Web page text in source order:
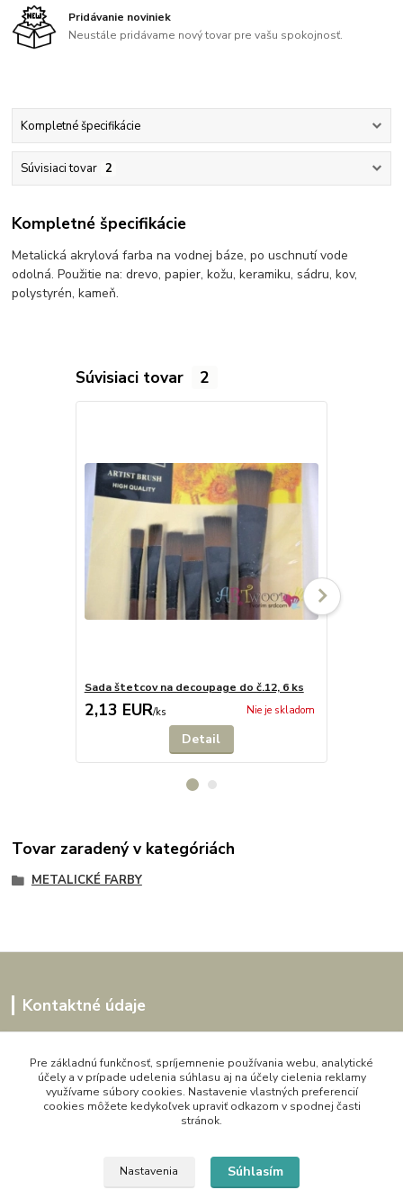
Pridávanie noviniek
Neustále pridávame nový tovar pre vašu spokojnosť.
Kompletné špecifikácie
Súvisiaci tovar 2
Kompletné špecifikácie
Metalická akrylová farba na vodnej báze, po uschnutí vode
odolná. Použitie na: drevo, papier, kožu, keramiku, sádru, kov,
polystyrén, kameň.
Súvisiaci tovar 2
Sada štetcov na decoupage do č.12, 6 ks
2,13 EUR/ks Nie je skladom
Detail
Tovar zaradený v kategóriách
METALICKÉ FARBY
Kontaktné údaje
0907864188
pon. - pia. 9,00 do 16,00h
artwood.nelly@gmail.com
Pre základnú funkčnosť, spríjemnenie používania webu, analytické
účely a v prípade udelenia súhlasu aj na účely cielenia reklamy
využívame súbory cookies. Nastavenie vlastných preferencií
cookies môžete kedykoľvek upraviť odkazom v spodnej časti
stránok.
Nastavenia Súhlasím